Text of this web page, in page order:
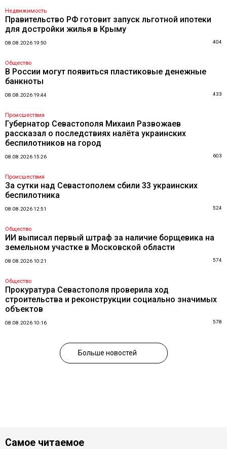
Недвижимость
Правительство РФ готовит запуск льготной ипотеки
для достройки жилья в Крыму
08.08.2026 19:50 404
Общество
В России могут появиться пластиковые денежные
банкноты
08.08.2026 19:44 433
Происшествия
Губернатор Севастополя Михаил Развожаев
рассказал о последствиях налёта украинских
беспилотников на город
08.08.2026 15:26 603
Происшествия
За сутки над Севастополем сбили 33 украинских
беспилотника
08.08.2026 12:51 524
Общество
ИИ выписал первый штраф за наличие борщевика на
земельном участке в Московской области
08.08.2026 10:21 574
Общество
Прокуратура Севастополя проверила ход
строительства и реконструкции социально значимых
объектов
08.08.2026 10:16 578
Больше новостей
Самое читаемое